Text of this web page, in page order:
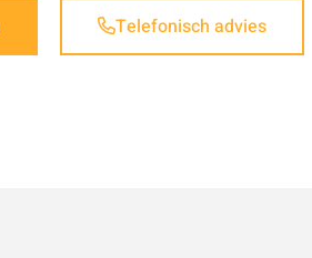
Telefonisch advies